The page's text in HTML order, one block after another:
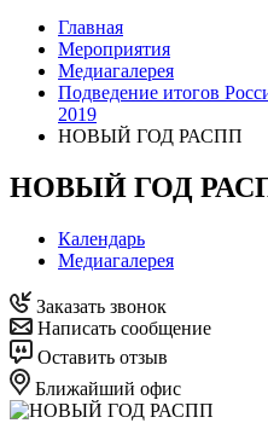
Главная
Мероприятия
Медиагалерея
Подведение итогов
2019
НОВЫЙ ГОД РАСПП
НОВЫЙ ГОД
Календарь
Медиагалерея
Заказать звонок
Написать сообщение
Оставить отзыв
Ближайший офис